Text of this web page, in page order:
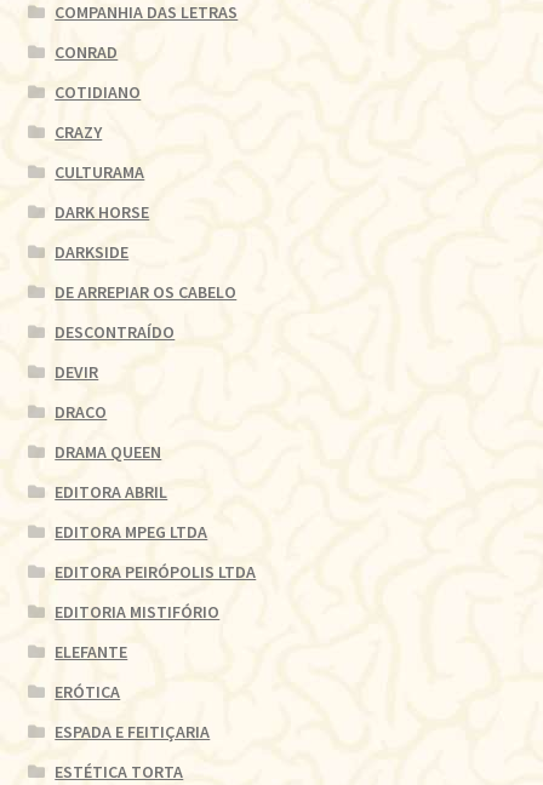
COMPANHIA DAS LETRAS
CONRAD
COTIDIANO
CRAZY
CULTURAMA
DARK HORSE
DARKSIDE
DE ARREPIAR OS CABELO
DESCONTRAÍDO
DEVIR
DRACO
DRAMA QUEEN
EDITORA ABRIL
EDITORA MPEG LTDA
EDITORA PEIRÓPOLIS LTDA
EDITORIA MISTIFÓRIO
ELEFANTE
ERÓTICA
ESPADA E FEITIÇARIA
ESTÉTICA TORTA